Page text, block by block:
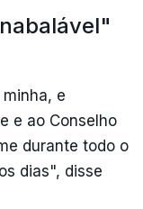
e
e ao Conselho
durante todo o
dias", disse